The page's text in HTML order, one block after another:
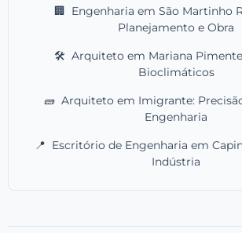
🏢 Engenharia em São Martinho
Planejamento e Obra
🛠️ Arquiteto em Mariana
Bioclimáticos
🧱 Arquiteto em Imigrante:
Engenharia
📍 Escritório de Engenharia em
Indústria